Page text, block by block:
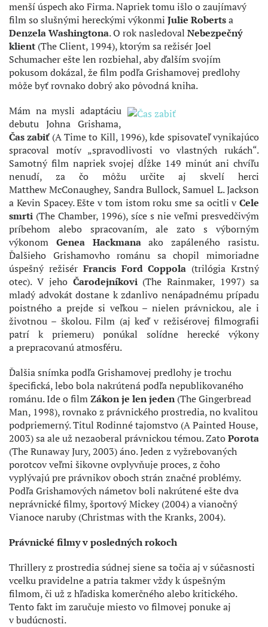
menší úspech ako Firma. Napriek tomu išlo o zaujímavý
film so slušnými hereckými výkonmi Julie Robertsa
Denzela Washingtona. O rok nasledoval Nebezpečný
klient (The Client, 1994), ktorým sa režisér Joel
Schumacher ešte len rozbiehal, aby ďalším svojím
pokusom dokázal, že film podľa Grishamovej predlohy
môže byť rovnako dobrý ako pôvodná kniha.
Mám na mysli adaptáciu
debutu Johna Grishama,
Čas zabiť(A Time to Kill, 1996), kde spisovateľ vynikajúco
spracoval motív „spravodlivosti vo vlastných rukách“.
Samotný film napriek svojej dĺžke 149 minút ani chvíľu
nenudí, za čo môžu určite aj skvelí herci
Matthew McConaughey, Sandra Bullock, Samuel L. Jackson
a Kevin Spacey. Ešte v tom istom roku sme sa ocitli vCele
smrti (The Chamber, 1996), síce s nie veľmi presvedčivým
príbehom alebo spracovaním, ale zato s výborným
výkonom Genea Hackmanaako zapáleného rasistu.
Ďalšieho Grishamovho románu sa chopil mimoriadne
úspešný režisér Francis Ford Coppola (trilógia Krstný
otec). V jeho Čarodejníkovi(The Rainmaker, 1997) sa
mladý advokát dostane k zdanlivo nenápadnému prípadu
poistného a prejde si veľkou – nielen právnickou, ale i
životnou – školou. Film (aj keď v režisérovej filmografii
patrí k priemeru) ponúkal solídne herecké výkony
a prepracovanú atmosféru.
Ďalšia snímka podľa Grishamovej predlohy je trochu
špecifická, lebo bola nakrútená podľa nepublikovaného
románu. Ide o filmZákon je len jeden(The Gingerbread
Man, 1998), rovnako z právnického prostredia, no kvalitou
podpriemerný. Titul Rodinné tajomstvo (A Painted House,
2003) sa ale už nezaoberal právnickou témou. ZatoPorota
(The Runaway Jury, 2003) áno. Jeden z vyžrebovaných
porotcov veľmi šikovne ovplyvňuje proces, z čoho
vyplývajú pre právnikov oboch strán značné problémy.
Podľa Grishamových námetov boli nakrútené ešte dva
neprávnické filmy, športový Mickey (2004) a vianočný
Vianoce naruby (Christmas with the Kranks, 2004).
Právnické filmy v posledných rokoch
Thrillery z prostredia súdnej siene sa točia aj v súčasnosti
vcelku pravidelne a patria takmer vždy k úspešným
filmom, či už z hľadiska komerčného alebo kritického.
Tento fakt im zaručuje miesto vo filmovej ponuke aj
v budúcnosti.